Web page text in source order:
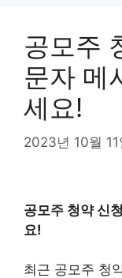
공모주
문자 메
세요!
2023년 10월 11
공모주 청약 신
요!
최근 공모주 청